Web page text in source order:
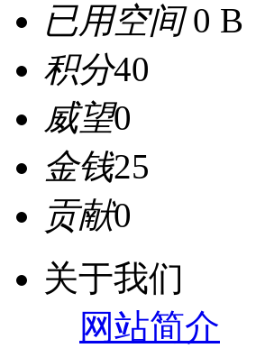
已用空间0 B
积分40
威望0
金钱25
贡献0
关于我们
网站简介